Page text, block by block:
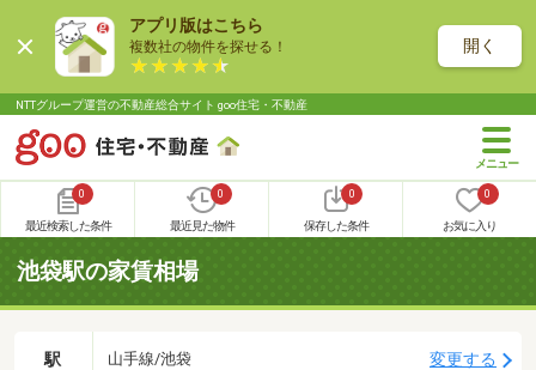
アプリ版はこちら
複数社の物件を探せる！ 開く
NTTグループ運営の不動産総合サイト goo住宅・不動産
0
最近検索した条件
0
最近見た物件
0
保存した条件
0
お気に入り
池袋駅の家賃相場
駅 山手線/池袋 変更する